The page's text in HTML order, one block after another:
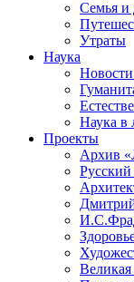
Семья и
Утраты
Наука
Наука в
Проекты
Архив